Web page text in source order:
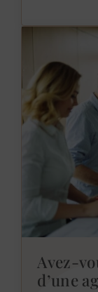
Avez-
d’une